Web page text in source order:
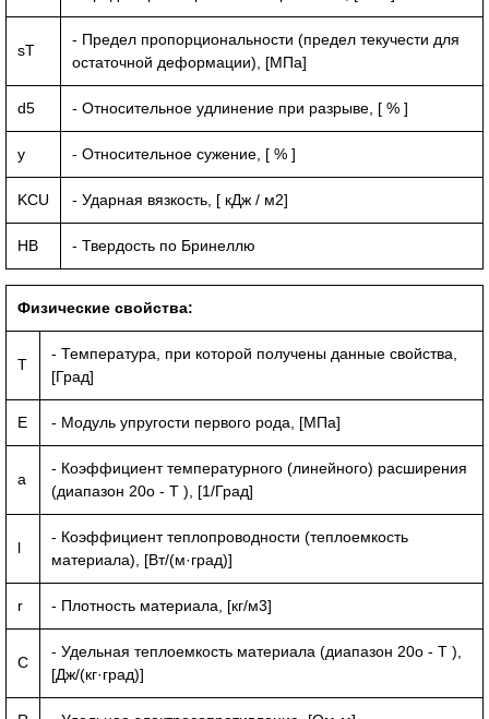
sT
- Предел пропорциональности (предел текучести для
остаточной деформации), [МПа]
d5 - Относительное удлинение при разрыве, [ % ]
y - Относительное сужение, [ % ]
KCU - Ударная вязкость, [ кДж / м2]
HB - Твердость по Бринеллю
Физические свойства:
T
- Температура, при которой получены данные свойства,
[Град]
E - Модуль упругости первого рода, [МПа]
a
- Коэффициент температурного (линейного) расширения
(диапазон 20o - T ), [1/Град]
l
- Коэффициент теплопроводности (теплоемкость
материала), [Вт/(м·град)]
r - Плотность материала, [кг/м3]
C
- Удельная теплоемкость материала (диапазон 20o - T ),
[Дж/(кг·град)]